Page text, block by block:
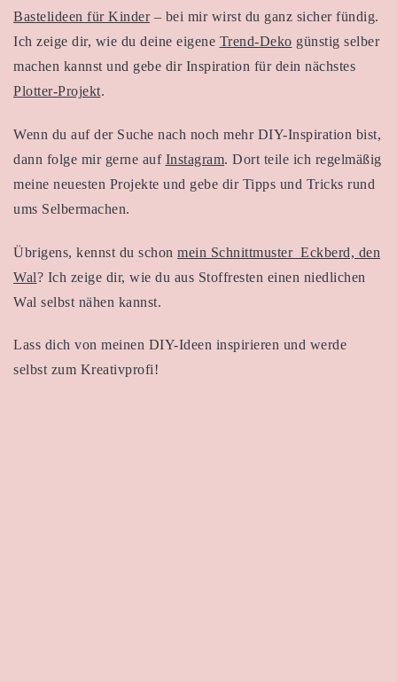
Bastelideen für Kinder– bei mir wirst du ganz sicher fündig.
Ich zeige dir, wie du deine eigene Trend-Deko günstig selber
machen kannst und gebe dir Inspiration für dein nächstes
Plotter-Projekt.
Wenn du auf der Suche nach noch mehr DIY-Inspiration bist,
dann folge mir gerne auf Instagram. Dort teile ich regelmäßig
meine neuesten Projekte und gebe dir Tipps und Tricks rund
ums Selbermachen.
Übrigens, kennst du schon mein Schnittmuster Eckberd, den
Wal? Ich zeige dir, wie du aus Stoffresten einen niedlichen
Wal selbst nähen kannst.
Lass dich von meinen DIY-Ideen inspirieren und werde
selbst zum Kreativprofi!